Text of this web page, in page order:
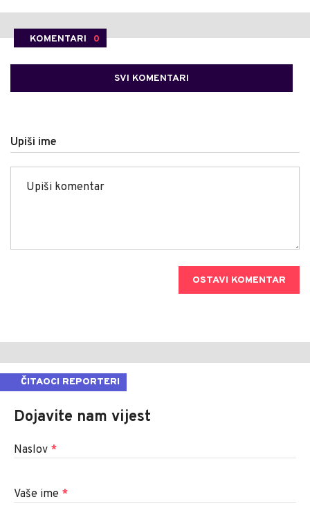
KOMENTARI 0
SVI KOMENTARI
Upiši ime
OSTAVI KOMENTAR
ČITAOCI REPORTERI
Dojavite nam vijest
Naslov *
Vaše ime *